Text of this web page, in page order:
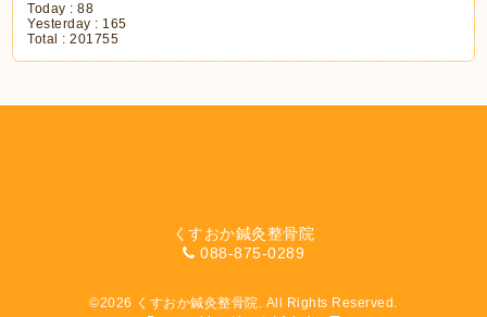
Today :88
Yesterday : 165
Total :201755
くすおか鍼灸整骨院
088-875-0289
©2026 くすおか鍼灸整骨院. All Rights Reserved.